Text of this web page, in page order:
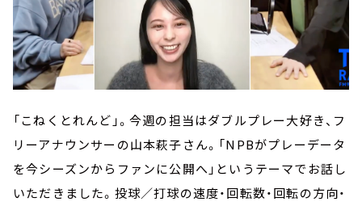
「こねくとれんど」。今週の担当はダブルプレー大好き、フ
リーアナウンサーの山本萩子さん。「NPBがプレーデータ
を今シーズンからファンに公開へ」というテーマでお話し
いただきました。投球／打球の速度・回転数・回転の方向・